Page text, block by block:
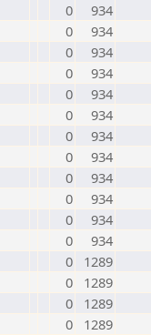
0
934
0
934
0
934
0
934
0
934
0
934
0
934
0
934
0
934
0
934
0
934
0
934
0
1289
0
1289
0
1289
0
1289